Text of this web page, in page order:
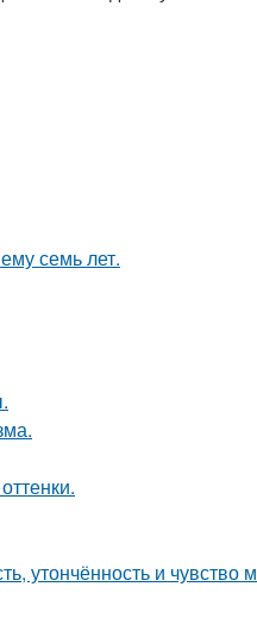
семь лет.
утончённость и чувство